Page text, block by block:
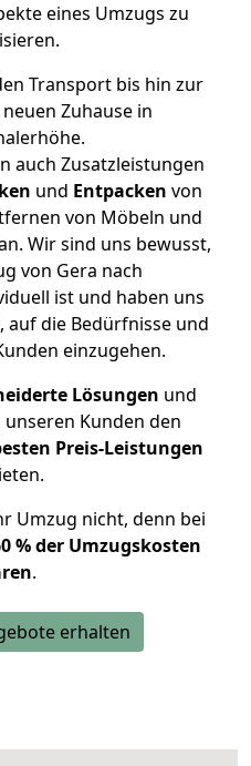
eines Umzugs zu
Transport bis hin zur
Zuhause in
auch Zusatzleistungen
und Entpacken von
von Möbeln und
Wir sind uns bewusst,
von Gera nach
ist und haben uns
die Bedürfnisse und
einzugehen.
Lösungen und
Kunden den
Preis-Leistungen
Umzug nicht, denn bei
% der Umzugskosten
.
erhalten